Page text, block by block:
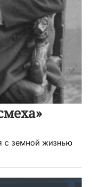
с земной жизнью